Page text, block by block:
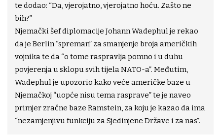
te dodao: “Da, vjerojatno, vjerojatno hoću. Zašto ne
bih?”
Njemački šef diplomacije Johann Wadephul je rekao
da je Berlin “spreman” za smanjenje broja američkih
vojnika te da “o tome raspravlja pomno i u duhu
povjerenja u sklopu svih tijela NATO-a”. Međutim,
Wadephul je upozorio kako veće američke baze u
Njemačkoj “uopće nisu tema rasprave” te je naveo
primjer zračne baze Ramstein, za koju je kazao da ima
“nezamjenjivu funkciju za Sjedinjene Države i za nas”.